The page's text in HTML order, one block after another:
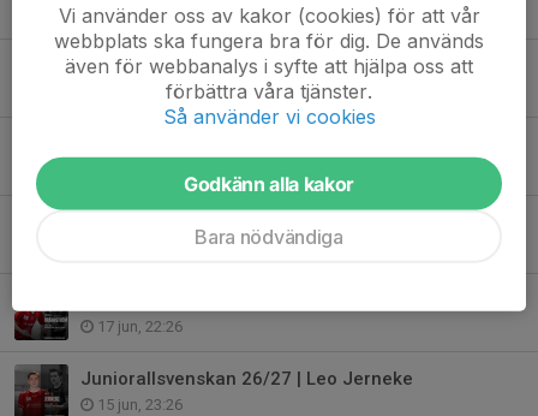
24 jun, 10:51
23 jun, 01:37
17 jun, 22:26
Juniorallsvenskan 26/27 | Leo Jerneke
15 jun, 23:26
Vi använder oss av kakor (cookies) för att vår
webbplats ska fungera bra för dig. De används
även för webbanalys i syfte att hjälpa oss att
förbättra våra tjänster.
Så använder vi cookies
Godkänn alla kakor
Bara nödvändiga